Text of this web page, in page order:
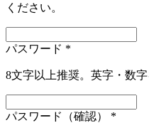
ください。
パスワード *
8文字以上推奨。英字・数字
パスワード（確認） *